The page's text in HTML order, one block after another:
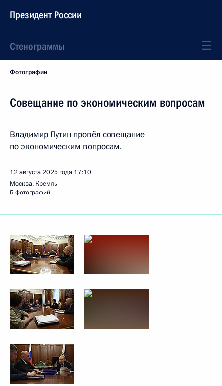
Президент России
Стенограммы
Фотографии
Совещание по экономическим вопросам
Владимир Путин провёл совещание
по экономическим вопросам.
12 августа 2025 года 17:10
Москва, Кремль
5 фотографий